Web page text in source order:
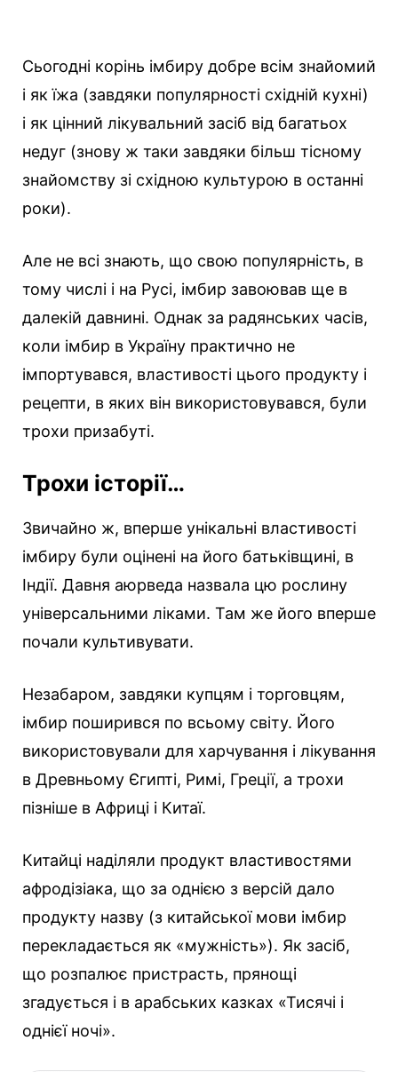
Сьогодні корінь імбиру добре всім знайомий
і як їжа (завдяки популярності східній кухні)
і як цінний лікувальний засіб від багатьох
недуг (знову ж таки завдяки більш тісному
знайомству зі східною культурою в останні
роки).
Але не всі знають, що свою популярність, в
тому числі і на Русі, імбир завоював ще в
далекій давнині. Однак за радянських часів,
коли імбир в Україну практично не
імпортувався, властивості цього продукту і
рецепти, в яких він використовувався, були
трохи призабуті.
Трохи історії…
Звичайно ж, вперше унікальні властивості
імбиру були оцінені на його батьківщині, в
Індії. Давня аюрведа назвала цю рослину
універсальними ліками. Там же його вперше
почали культивувати.
Незабаром, завдяки купцям і торговцям,
імбир поширився по всьому світу. Його
використовували для харчування і лікування
в Древньому Єгипті, Римі, Греції, а трохи
пізніше в Африці і Китаї.
Китайці наділяли продукт властивостями
афродізіака, що за однією з версій дало
продукту назву (з китайської мови імбир
перекладається як «мужність»). Як засіб,
що розпалює пристрасть, прянощі
згадується і в арабських казках «Тисячі і
однієї ночі».